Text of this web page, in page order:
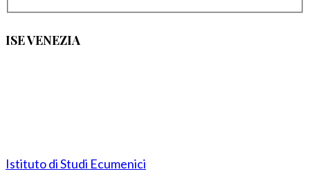
ISE VENEZIA
Istituto di Studi Ecumenici